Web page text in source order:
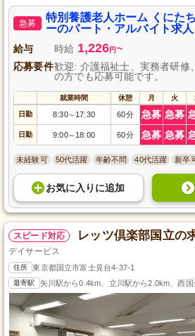
で、安心してスタートできます。家庭みたいな
用者さまとのコミュニケーションを大切にし、
があります。勤務日数の相談も可能なため、多
て活躍できる場所です。
急募
特別養護老人ホーム くにた
ーのパート・アルバイト求人
給与 時給 1,226円 ~
応募要件歓迎: 介護福祉士、実務者研
の方でも応募可能です。
就業時間 休憩 月 火
日勤 8:30～ 17:30 60分 急募 急募
日勤 9:00～ 18:00 60分 急募 急募
未経験可 50代活躍 年齢不問 40代活躍 新卒
お気に入り に追加
スピード対応 レッツ倶楽部国立の
デイサービス
住所 東京都国立市富士見台4-37-1
最寄駅 矢川駅から0.4km、立川駅から2.0km、西